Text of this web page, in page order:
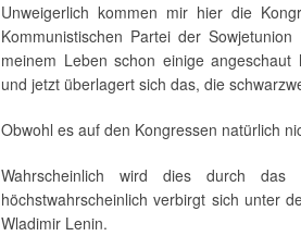
Unweigerlich kommen mir hier die
Kommunistischen Partei der
meinem Leben schon einige
und jetzt überlagert sich das, die
Obwohl es auf den Kongressen natürlich
Wahrscheinlich wird dies durch das
höchstwahrscheinlich verbirgt sich unter
Wladimir Lenin.